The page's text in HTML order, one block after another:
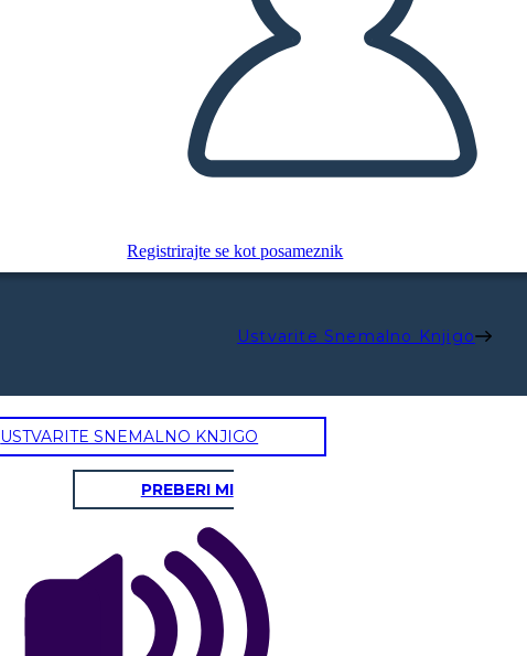
Registrirajte se kot posameznik
Ustvarite Snemalno Knjigo
USTVARITE SNEMALNO KNJIGO
PREBERI MI